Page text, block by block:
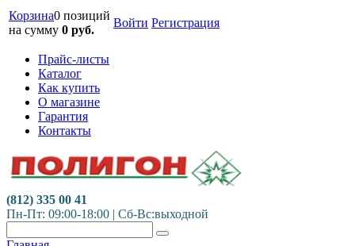
Корзина0 позиций
на сумму 0 руб.
Войти Регистрация
Прайс-листы
Каталог
Как купить
О магазине
Гарантия
Контакты
(812) 335 00 41
Пн-Пт: 09:00-18:00 | Сб-Вс:выходной